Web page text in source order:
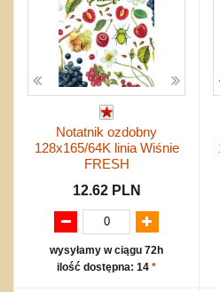
Notatnik ozdobny
128x165/64K linia Wiśnie
FRESH
12.62 PLN
wysyłamy w ciągu 72h
ilość dostępna: 14 *